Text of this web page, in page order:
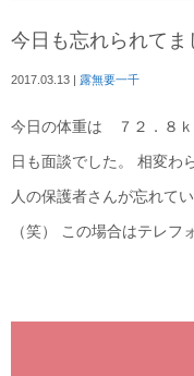
今日も忘れられてま
2017.03.13 露無要一千
今日の体重は ７２．８
日も面談でした。 相変わ
人の保護者さんが忘れて
（笑） この場合はテレフ